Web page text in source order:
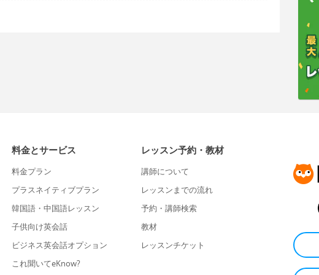
料金とサービス
料金プラン
プラスネイティブプラン
韓国語・中国語レッスン
子供向け英会話
ビジネス英会話オプション
これ聞いてeKnow?
レッスン予約・教材
講師について
レッスンまでの流れ
予約・講師検索
教材
レッスンチケット